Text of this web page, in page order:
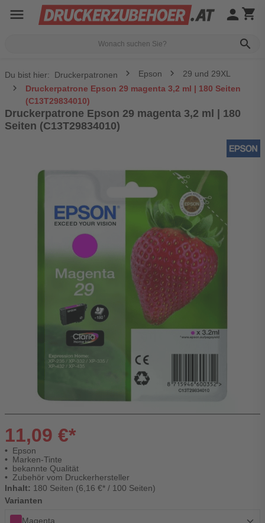
menu
search
person shopping_cart
Du bist hier: Druckerpatronen Epson
29 und 29XL
Druckerpatrone Epson 29 magenta 3,2 ml | 180 Seiten
(C13T29834010)
Druckerpatrone Epson 29 magenta 3,2 ml | 180
Seiten (C13T29834010)
11,09 €*
Epson
Marken-Tinte
bekannte Qualität
Zubehör vom Druckerhersteller
Inhalt: 180 Seiten (6,16 €* / 100 Seiten)
Varianten
Magenta